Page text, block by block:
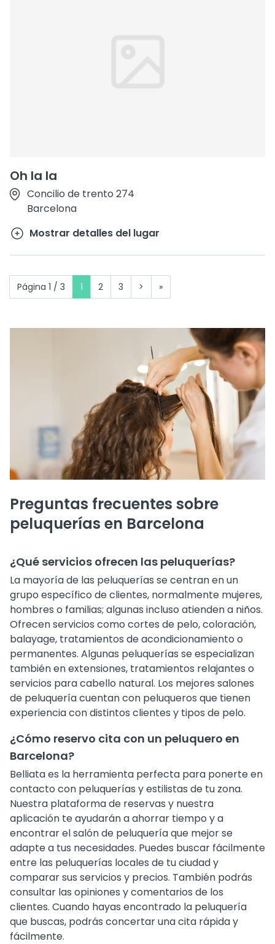
Oh la la
Concilio de trento 274
Barcelona
Mostrar detalles del lugar
Página 1 / 3 1 2 3 > »
Preguntas frecuentes sobre
peluquerías en Barcelona
¿Qué servicios ofrecen las peluquerías?
La mayoría de las peluquerías se centran en un
grupo específico de clientes, normalmente mujeres,
hombres o familias; algunas incluso atienden a niños.
Ofrecen servicios como cortes de pelo, coloración,
balayage, tratamientos de acondicionamiento o
permanentes. Algunas peluquerías se especializan
también en extensiones, tratamientos relajantes o
servicios para cabello natural. Los mejores salones
de peluquería cuentan con peluqueros que tienen
experiencia con distintos clientes y tipos de pelo.
¿Cómo reservo cita con un peluquero en
Barcelona?
Belliata es la herramienta perfecta para ponerte en
contacto con peluquerías y estilistas de tu zona.
Nuestra plataforma de reservas y nuestra
aplicación te ayudarán a ahorrar tiempo y a
encontrar el salón de peluquería que mejor se
adapte a tus necesidades. Puedes buscar fácilmente
entre las peluquerías locales de tu ciudad y
comparar sus servicios y precios. También podrás
consultar las opiniones y comentarios de los
clientes. Cuando hayas encontrado la peluquería
que buscas, podrás concertar una cita rápida y
fácilmente.